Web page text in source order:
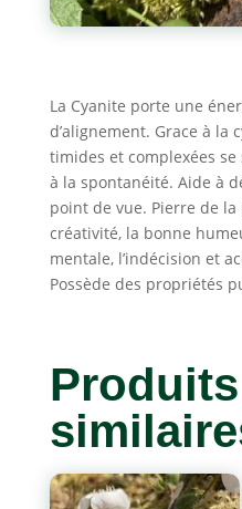
La Cyanite porte une
d’alignement. Grace à la
timides et complexées se
à la spontanéité. Aide à
point de vue. Pierre de
créativité, la bonne
mentale, l’indécision et
Possède des propriétés
Produits